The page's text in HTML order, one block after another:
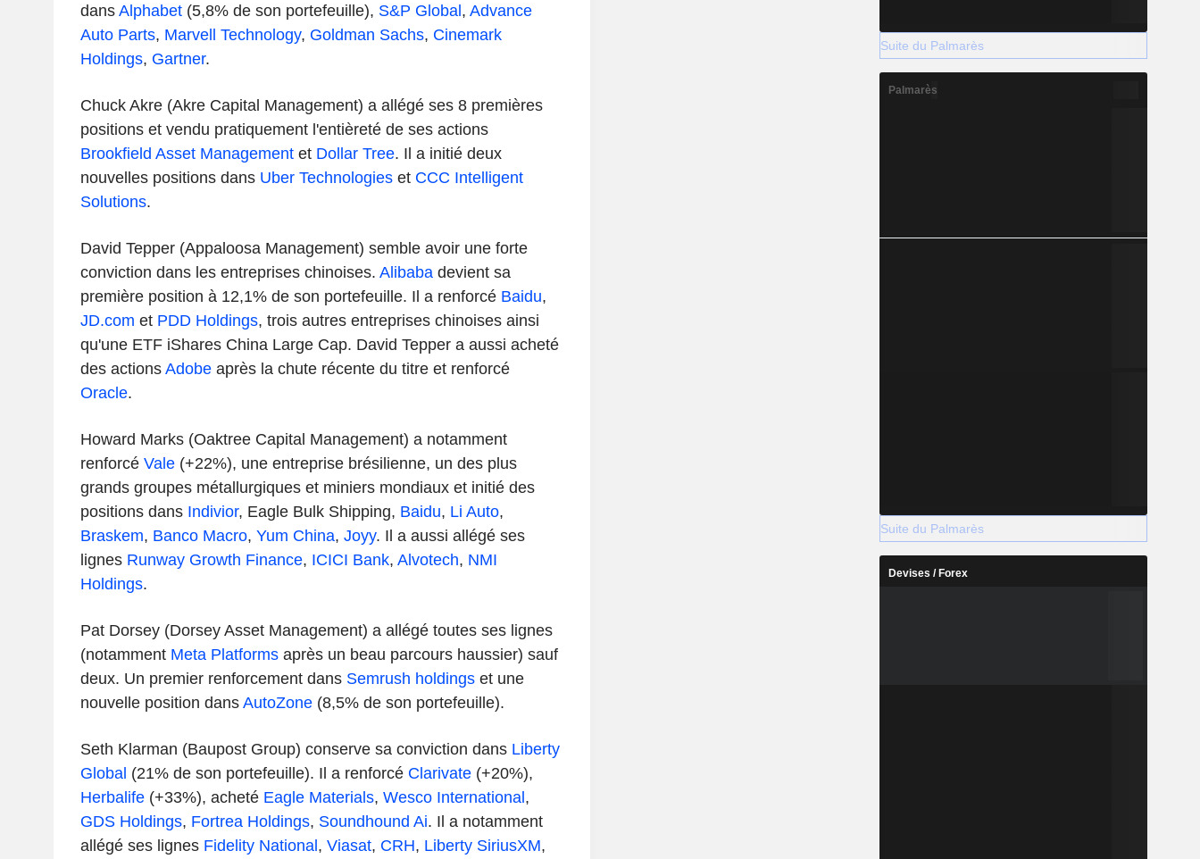
dans Alphabet(5,8% de son portefeuille), S&P Global, Advance
Auto Parts, Marvell Technology, Goldman Sachs, Cinemark
Holdings, Gartner.
Chuck Akre (Akre Capital Management) a allégé ses 8 premières
positions et vendu pratiquement l'entièreté de ses actions
Brookfield Asset Managementet Dollar Tree. Il a initié deux
nouvelles positions dans Uber Technologieset CCC Intelligent
Solutions.
David Tepper (Appaloosa Management) semble avoir une forte
conviction dans les entreprises chinoises. Alibabadevient sa
première position à 12,1% de son portefeuille. Il a renforcé Baidu,
JD.com et PDD Holdings, trois autres entreprises chinoises ainsi
qu'une ETF iShares China Large Cap. David Tepper a aussi acheté
des actions Adobeaprès la chute récente du titre et renforcé
Oracle.
Howard Marks (Oaktree Capital Management) a notamment
renforcé Vale(+22%), une entreprise brésilienne, un des plus
grands groupes métallurgiques et miniers mondiaux et initié des
positions dans Indivior, Eagle Bulk Shipping, Baidu, Li Auto,
Braskem, Banco Macro, Yum China, Joyy. Il a aussi allégé ses
lignes Runway Growth Finance, ICICI Bank, Alvotech, NMI
Holdings.
Pat Dorsey (Dorsey Asset Management) a allégé toutes ses lignes
(notamment Meta Platformsaprès un beau parcours haussier) sauf
deux. Un premier renforcement dans Semrush holdingset une
nouvelle position dans AutoZone(8,5% de son portefeuille).
Seth Klarman (Baupost Group) conserve sa conviction dans Liberty
Global (21% de son portefeuille). Il a renforcé Clarivate(+20%),
Herbalife(+33%), acheté Eagle Materials, Wesco International,
GDS Holdings, Fortrea Holdings, Soundhound Ai. Il a notamment
allégé ses lignes Fidelity National, Viasat, CRH, Liberty SiriusXM,
Suite du Palmarès
Palmarès
Suite du Palmarès
Devises / Forex